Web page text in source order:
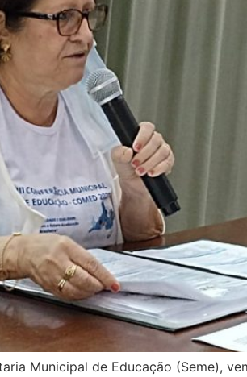
Municipal de Educação (Seme),